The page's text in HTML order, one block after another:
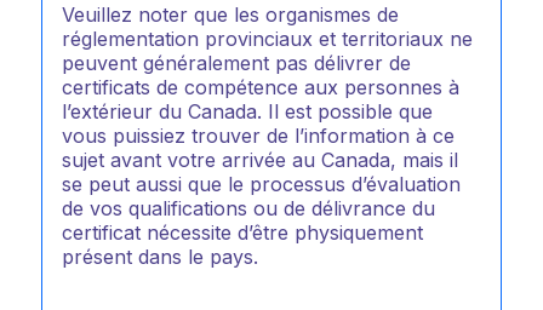
Veuillez noter que les organismes de
réglementation provinciaux et territoriaux ne
peuvent généralement pas délivrer de
certificats de compétence aux personnes à
l’extérieur du Canada. Il est possible que
vous puissiez trouver de l’information à ce
sujet avant votre arrivée au Canada, mais il
se peut aussi que le processus d’évaluation
de vos qualifications ou de délivrance du
certificat nécessite d’être physiquement
présent dans le pays.